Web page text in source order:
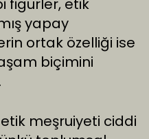
figürler, etik
yapay
ortak özelliği ise
biçimini
meşruiyeti ciddi